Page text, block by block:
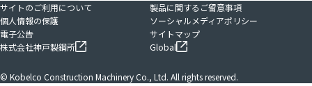
サイトのご利用について
製品に関するご留意事項
個人情報の保護
ソーシャルメディアポリシー
電子公告
サイトマップ
株式会社神戸製鋼所
Global
© Kobelco Construction Machinery Co., Ltd. All rights reserved.